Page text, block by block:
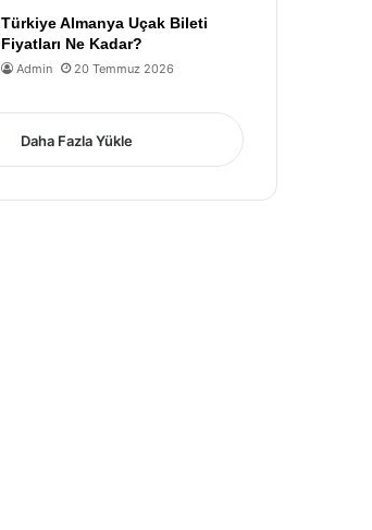
Türkiye Almanya Uçak Bileti
Fiyatları Ne Kadar?
Admin 20 Temmuz 2026
Daha Fazla Yükle